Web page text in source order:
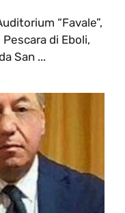
“Favale”,
di Eboli,
San ...